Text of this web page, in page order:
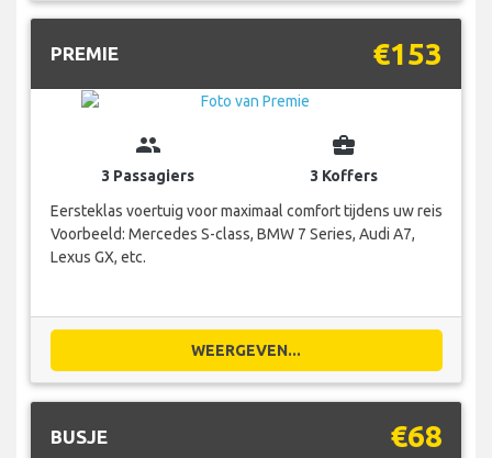
PREMIE €153
group
3 Passagiers
business_center
3 Koffers
Eersteklas voertuig voor maximaal comfort tijdens uw reis
Voorbeeld: Mercedes S-class, BMW 7 Series, Audi A7,
Lexus GX, etc.
WEERGEVEN...
BUSJE €68